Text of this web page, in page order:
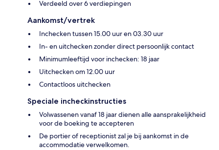
Verdeeld over 6 verdiepingen
Aankomst/vertrek
Inchecken tussen 15.00 uur en 03.30 uur
In- en uitchecken zonder direct persoonlijk contact
Minimumleeftijd voor inchecken: 18 jaar
Uitchecken om 12.00 uur
Contactloos uitchecken
Speciale incheckinstructies
Volwassenen vanaf 18 jaar dienen alle aansprakelijkheid
voor de boeking te accepteren
De portier of receptionist zal je bij aankomst in de
accommodatie verwelkomen.